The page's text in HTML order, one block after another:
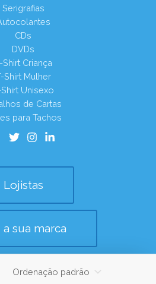
Serigrafias
CDs
DVDs
Shirt Criança
Shirt Mulher
Unisexo
de Cartas
para Tachos
Lojistas
a sua marca
Copyright © 2026